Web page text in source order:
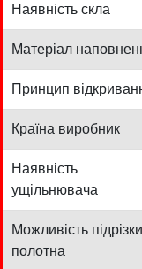
Наявність скла
Матеріал
Принцип
Країна виробник
Наявність
ущільнювача
Можливість підрізки
полотна